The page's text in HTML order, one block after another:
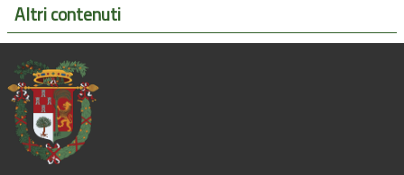
Altri contenuti